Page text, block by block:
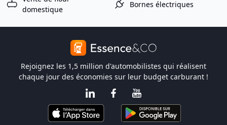
domestique
Bornes électriques
Rejoignez les 1,5 million d'automobilistes qui réalisent
chaque jour des économies sur leur budget carburant !